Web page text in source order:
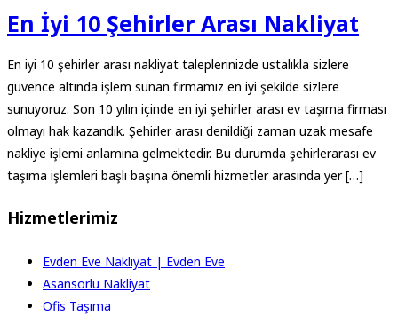
En İyi 10 Şehirler Arası Nakliyat
En iyi 10 şehirler arası nakliyat taleplerinizde ustalıkla sizlere
güvence altında işlem sunan firmamız en iyi şekilde sizlere
sunuyoruz. Son 10 yılın içinde en iyi şehirler arası ev taşıma firması
olmayı hak kazandık. Şehirler arası denildiği zaman uzak mesafe
nakliye işlemi anlamına gelmektedir. Bu durumda şehirlerarası ev
taşıma işlemleri başlı başına önemli hizmetler arasında yer […]
Hizmetlerimiz
Evden Eve Nakliyat | Evden Eve
Asansörlü Nakliyat
Ofis Taşıma